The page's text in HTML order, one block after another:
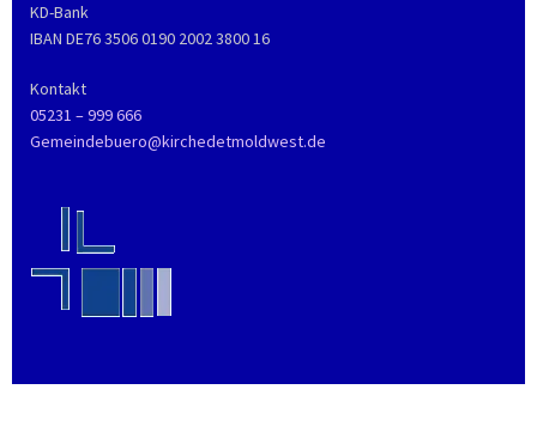
KD-Bank
IBAN DE76 3506 0190 2002 3800 16
Kontakt
05231 – 999 666
Gemeindebuero@kirchedetmoldwest.de